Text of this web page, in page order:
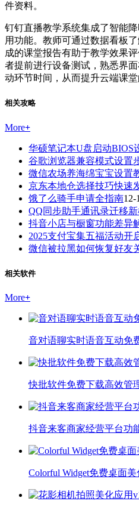
件资料。
钉钉直播教学系统集成了智能
用功能。教师可通过数据看板
成的课堂报告有助于教学效果
者提前进行设备测试，熟悉界
动环节时间，从而提升云端课堂
相关攻略
More+
华硕笔记本U盘启动BIOS
谷歌浏览器兼容模式设置
微信农场养海绵宝宝设置
京东本地仓选择技巧快速
饿了么骑手申请全指南12-
QQ同步助手通讯录迁移
抖音小店与橱窗功能差异
2025支付宝集五福活动开
微信被拉黑如何恢复好友
相关软件
More+
音对语聊实时语音互动免
快批软件免费下载高效管
抖音来客商家经营平台功
Colorful Widget免费桌面